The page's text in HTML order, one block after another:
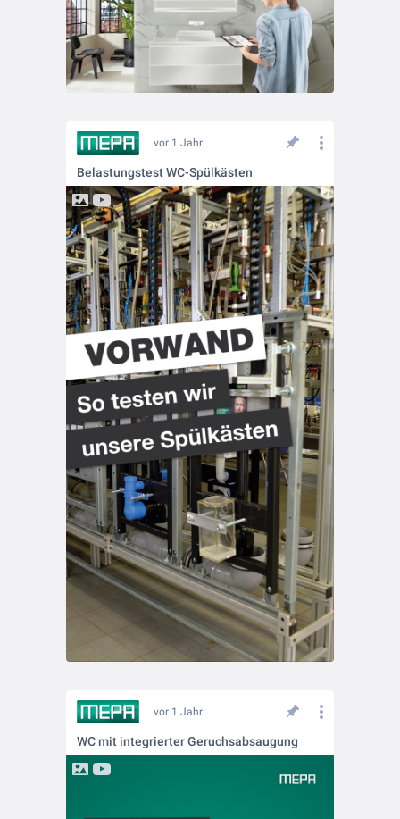
vor 1 Jahr
Belastungstest WC-Spülkästen
vor 1 Jahr
WC mit integrierter Geruchsabsaugung